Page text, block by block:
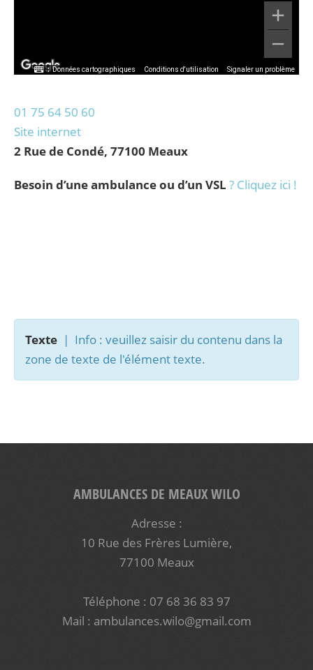
Données cartographiques Conditions d'utilisation Signaler un problème
01 75 64 50 60
Site internet
2 Rue de Condé, 77100 Meaux
Besoin d’une ambulance ou d’un VSL ? Cliquez ici !
Texte | Info : veuillez saisir du contenu dans la
zone de texte de l'élément texte.
AMBULANCES DE MEAUX WILO
Adresse :
10 Rue des Frères Lumière,
77100 Meaux
Téléphone : 07 68 36 83 97
Mail : ambulances.wilo@gmail.com